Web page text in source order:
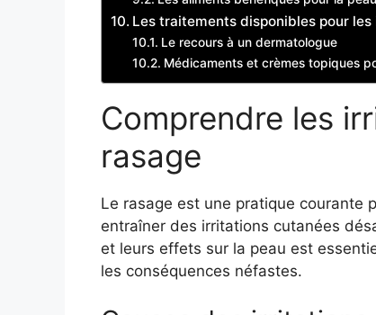
Les traitements disponibles pour
Le recours à un dermatologue
Médicaments et crèmes topiques
Comprendre les
rasage
Le rasage est une pratique courante
entraîner des irritations cutanées
et leurs effets sur la peau est
les conséquences néfastes.